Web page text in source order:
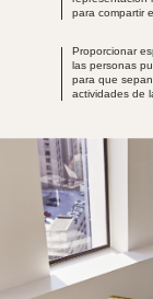
Proporcionar
las personas
para que
actividades de
para compartir